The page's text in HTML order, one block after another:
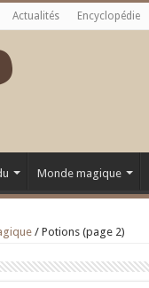
Actualités Encyclopédie
Monde magique
/ Potions (page 2)